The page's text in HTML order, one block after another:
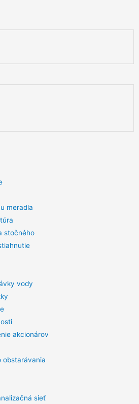
meradla
stočného
vody
akcionárov
obstarávania
sieť